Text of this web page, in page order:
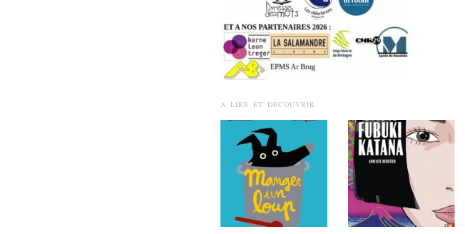
A LIRE ET DÉCOUVRIR